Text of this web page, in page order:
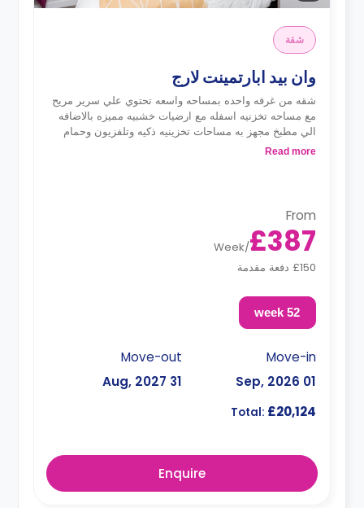
شقة
وان بيد ابارتمينت لارج
شقه من غرفه واحده بمساحه واسعه تحتوي علي سرير مريح
مع مساحه تخزنيه اسفله مع ارضيات خشبيه مميزه بالاضافه
الي مطبخ مجهز به مساحات تخزينيه ذكيه وتلفزيون وحمام
خاص
Read more
From
£387
/
Week
£150 دفعة مقدمة
52 week
Move-in
01 Sep, 2026
Move-out
31 Aug, 2027
Total: £20,124
Enquire